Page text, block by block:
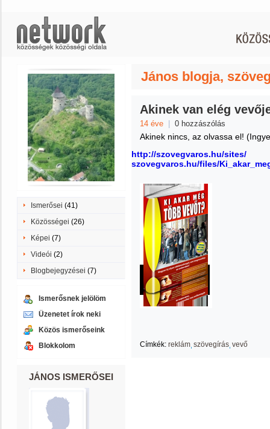
Ismerősei (41)
Közösségei (26)
Képei (7)
Videói (2)
Blogbejegyzései (7)
Ismerősnek jelölöm
Üzenetet írok neki
Közös ismerőseink
Blokkolom
JÁNOS ISMERŐSEI
János blogja,
Akinek van elég
14 éve 0 hozzászólás
Akinek nincs, az olvassa el!
http://szovegvaros.hu/sites/
szovegvaros.hu/files/
Címkék: reklám szövegírás vevő